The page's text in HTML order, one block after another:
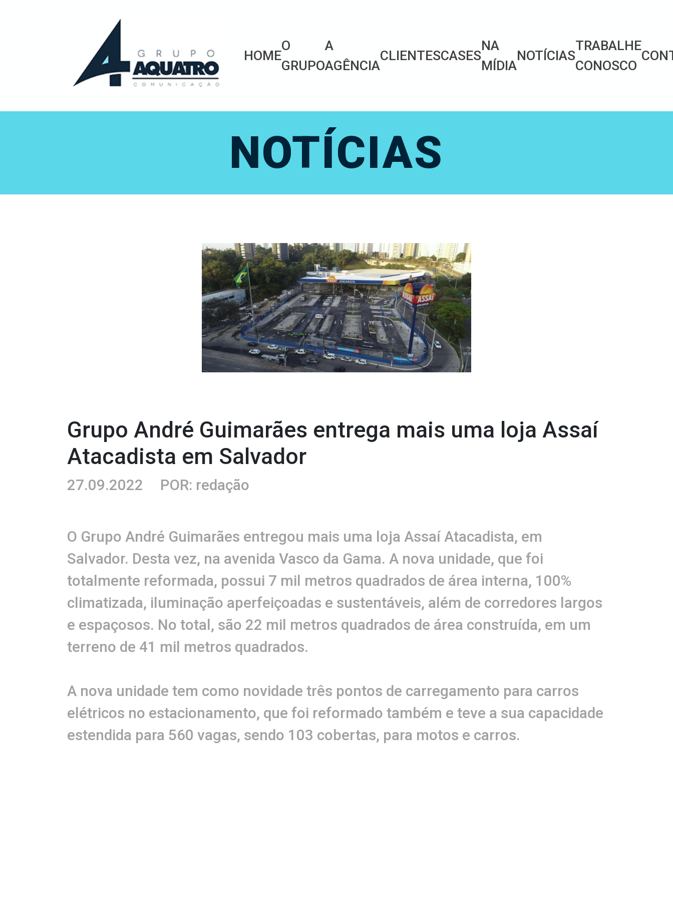
HOME
O
GRUPO
A
AGÊNCIA
CLIENTESCASES
NA
MÍDIA
NOTÍCIAS
TRABALHE
CONOSCO
NOTÍCIAS
Grupo André Guimarães entrega mais uma loja Assaí
Atacadista em Salvador
27.09.2022 POR: redação
O Grupo André Guimarães entregou mais uma loja Assaí Atacadista, em
Salvador. Desta vez, na avenida Vasco da Gama. A nova unidade, que foi
totalmente reformada, possui 7 mil metros quadrados de área interna, 100%
climatizada, iluminação aperfeiçoadas e sustentáveis, além de corredores largos
e espaçosos. No total, são 22 mil metros quadrados de área construída, em um
terreno de 41 mil metros quadrados.
A nova unidade tem como novidade três pontos de carregamento para carros
elétricos no estacionamento, que foi reformado também e teve a sua capacidade
estendida para 560 vagas, sendo 103 cobertas, para motos e carros.